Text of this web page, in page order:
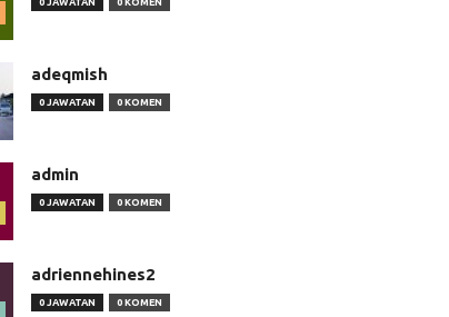
adeqmish
0 JAWATAN 0 KOMEN
admin
0 JAWATAN 0 KOMEN
adriennehines2
0 JAWATAN 0 KOMEN